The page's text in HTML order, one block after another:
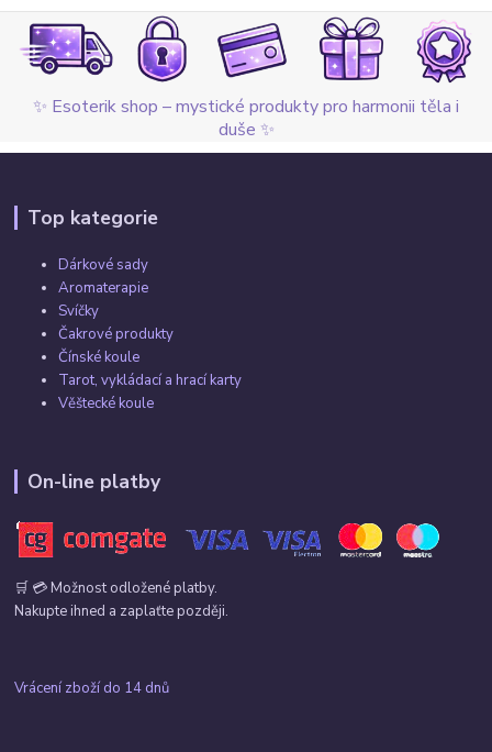
✨ Esoterik shop – mystické produkty pro harmonii těla i
duše ✨
Top kategorie
Dárkové sady
Aromaterapie
Svíčky
Čakrové produkty
Čínské koule
Tarot, vykládací a hrací karty
Věštecké koule
On-line platby
🛒 💳 Možnost odložené platby.
Nakupte ihned a zaplaťte později.
Vrácení zboží do 14 dnů